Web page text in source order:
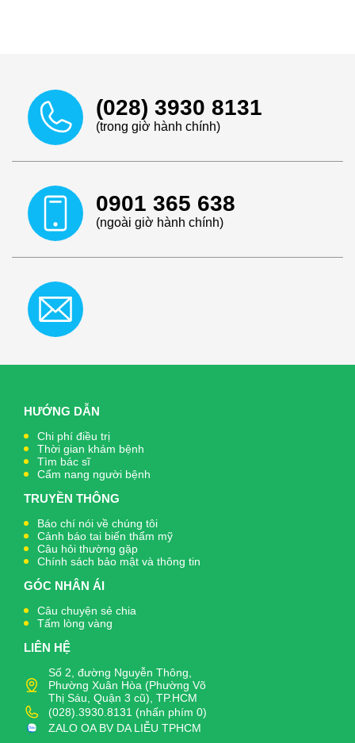
(028) 3930 8131
(trong giờ hành chính)
0901 365 638
(ngoài giờ hành chính)
HƯỚNG DẪN
Chi phí điều trị
Thời gian khám bệnh
Tìm bác sĩ
Cẩm nang người bệnh
TRUYỀN THÔNG
Báo chí nói về chúng tôi
Cảnh báo tai biến thẩm mỹ
Câu hỏi thường gặp
Chính sách bảo mật và thông tin
GÓC NHÂN ÁI
Câu chuyện sẻ chia
Tấm lòng vàng
LIÊN HỆ
Số 2, đường Nguyễn Thông,
Phường Xuân Hòa (Phường Võ
Thị Sáu, Quận 3 cũ), TP.HCM
(028).3930.8131 (nhấn phím 0)
ZALO OA BV DA LIỄU TPHCM